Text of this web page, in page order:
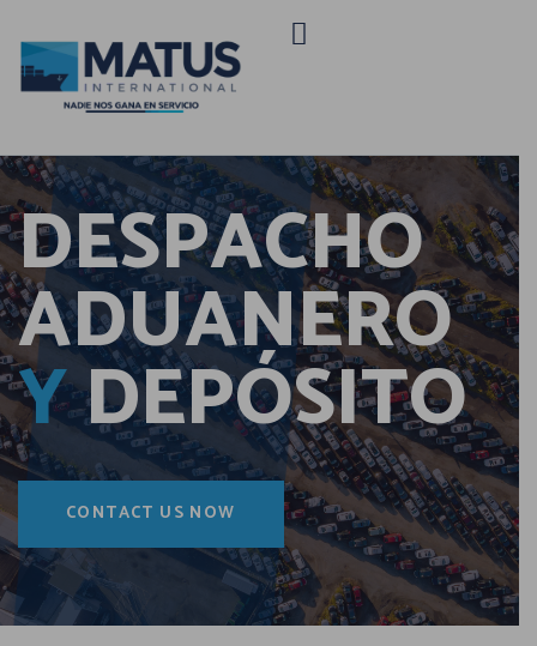
Y
DESPACHO
ADUANERO
YDEPÓSITO
CONTACT US NOW